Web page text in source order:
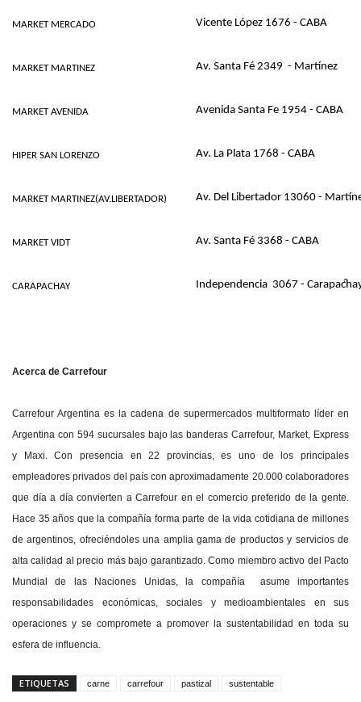
MARKET MERCADO Vicente López 1676 - CABA
MARKET MARTINEZ Av. Santa Fé 2349 - Martínez
MARKET AVENIDA Avenida Santa Fe 1954 - CABA
HIPER SAN LORENZO Av. La Plata 1768 - CABA
MARKET MARTINEZ(AV.LIBERTADOR) Av. Del Libertador 13060 -
MARKET VIDT Av. Santa Fé 3368 - CABA
CARAPACHAY Independencia 3067 -
Acerca de Carrefour
Carrefour Argentina es la cadena de supermercados multiformato líder en
Argentina con 594 sucursales bajo las banderas Carrefour, Market, Express
y Maxi. Con presencia en 22 provincias, es uno de los principales
empleadores privados del país con aproximadamente 20.000 colaboradores
que día a día convierten a Carrefour en el comercio preferido de la gente.
Hace 35 años que la compañía forma parte de la vida cotidiana de millones
de argentinos, ofreciéndoles una amplia gama de productos y servicios de
alta calidad al precio más bajo garantizado. Como miembro activo del Pacto
Mundial de las Naciones Unidas, la compañía asume importantes
responsabilidades económicas, sociales y medioambientales en sus
operaciones y se compromete a promover la sustentabilidad en toda su
esfera de influencia.
ETIQUETAS carne carrefour pastizal sustentable